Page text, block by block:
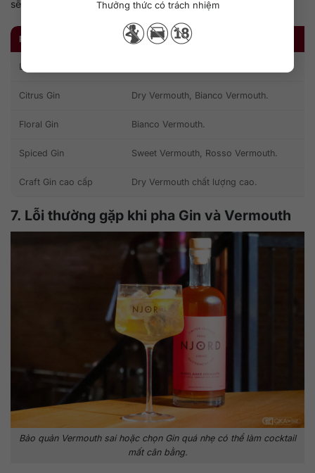
Thưởng thức có trách nhiệm
sẽ hợp Sweet Vermouth trong Negroni hoặc Martinez.
PHONG CÁCH GIN VERMOUTH HỢP
London Dry Gin
Citrus Gin Dry Vermouth, Bianco Vermouth.
Floral Gin Bianco Vermouth.
Spiced Gin Sweet Vermouth, Rosso Vermouth.
Craft Gin cao cấp Dry Vermouth chất lượng cao.
7. Lỗi thường gặp khi pha Gin và Vermouth
Bảo quản Vermouth sai hoặc chọn Gin quá nhẹ có thể làm cocktail
mất cân bằng.